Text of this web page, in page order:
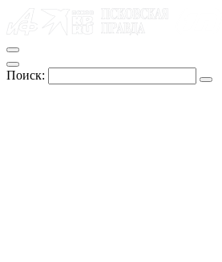
Поиск: